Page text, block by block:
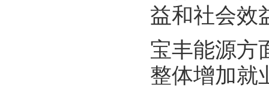
益和社会效
宝丰能源方
整体增加就